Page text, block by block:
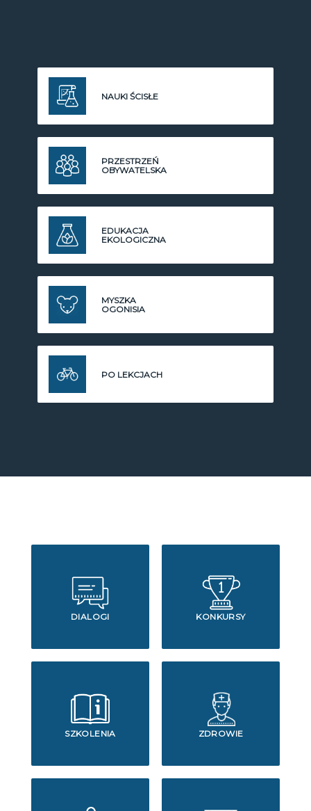
NAUKI ŚCISŁE
PRZESTRZEŃ
OBYWATELSKA
EDUKACJA
EKOLOGICZNA
MYSZKA
OGONISIA
PO LEKCJACH
DIALOGI KONKURSY
SZKOLENIA ZDROWIE